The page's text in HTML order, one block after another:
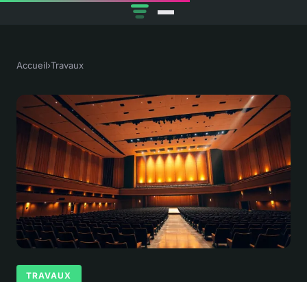
Accueil›Travaux
TRAVAUX